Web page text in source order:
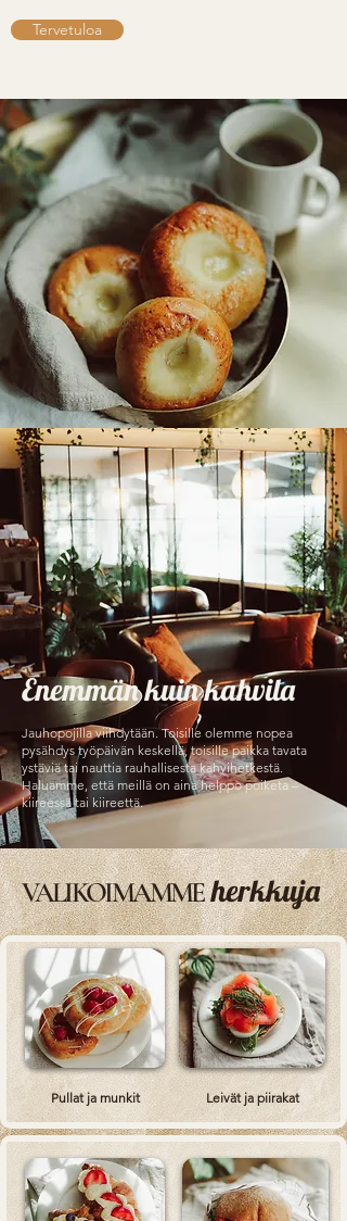
Tervetuloa
Enemmän kuin kahvila
Jauhopojilla viihdytään. Toisille olemme nopea
pysähdys työpäivän keskellä, toisille paikka tavata
ystäviä tai nauttia rauhallisesta kahvihetkestä.
Haluamme, että meillä on aina helppo poiketa –
kiireessä tai kiireettä.
VALIKOIMAMMEherkkuja
Pullat ja munkit Leivät ja piirakat